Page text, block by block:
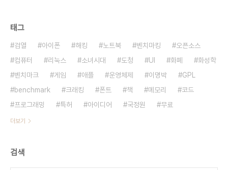
태그
검열 아이폰 해킹 노트북 벤치마킹
오픈소스
컴퓨터
리눅스 소녀시대 도청 UI 화폐
화성학
벤치마크
게임 애플 운영체제 이명박
GPL
benchmark
크래킹 폰트 책 메모리
코드
프로그래밍
특허 아이디어 국정원 무료
더보기
검색